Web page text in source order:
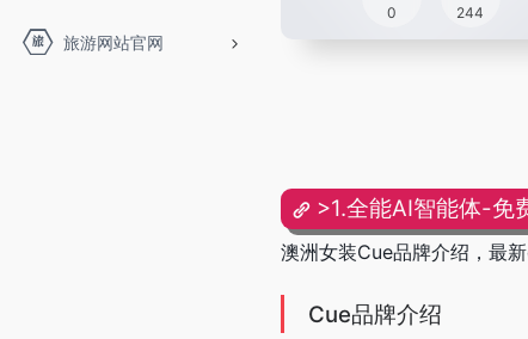
旅游网站官网
0 244
>1.全能AI智能体-免
澳洲女装Cue品牌介绍，最
Cue品牌介绍